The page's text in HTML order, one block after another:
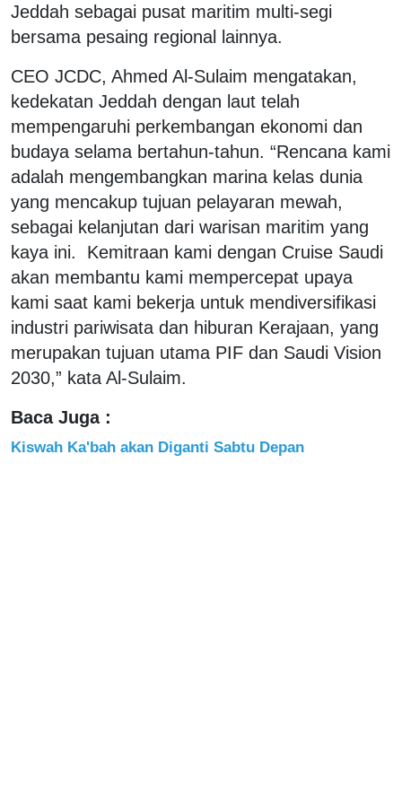
Jeddah sebagai pusat maritim multi-segi
bersama pesaing regional lainnya.
CEO JCDC, Ahmed Al-Sulaim mengatakan,
kedekatan Jeddah dengan laut telah
mempengaruhi perkembangan ekonomi dan
budaya selama bertahun-tahun. “Rencana kami
adalah mengembangkan marina kelas dunia
yang mencakup tujuan pelayaran mewah,
sebagai kelanjutan dari warisan maritim yang
kaya ini. Kemitraan kami dengan Cruise Saudi
akan membantu kami mempercepat upaya
kami saat kami bekerja untuk mendiversifikasi
industri pariwisata dan hiburan Kerajaan, yang
merupakan tujuan utama PIF dan Saudi Vision
2030,” kata Al-Sulaim.
Baca Juga :
Kiswah Ka'bah akan Diganti Sabtu Depan